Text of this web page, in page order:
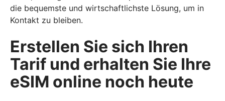
die bequemste und wirtschaftlichste Lösung, um in
Kontakt zu bleiben.
Erstellen Sie sich Ihren
Tarif und erhalten Sie Ihre
eSIM online noch heute